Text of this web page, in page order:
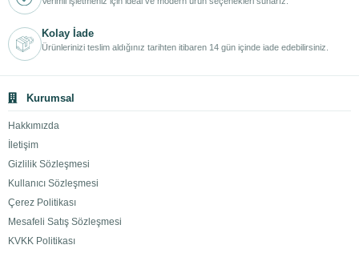
Kolay İade
Ürünlerinizi teslim aldığınız tarihten itibaren 14 gün içinde iade edebilirsiniz.
Kurumsal
Hakkımızda
İletişim
Gizlilik Sözleşmesi
Kullanıcı Sözleşmesi
Çerez Politikası
Mesafeli Satış Sözleşmesi
KVKK Politikası